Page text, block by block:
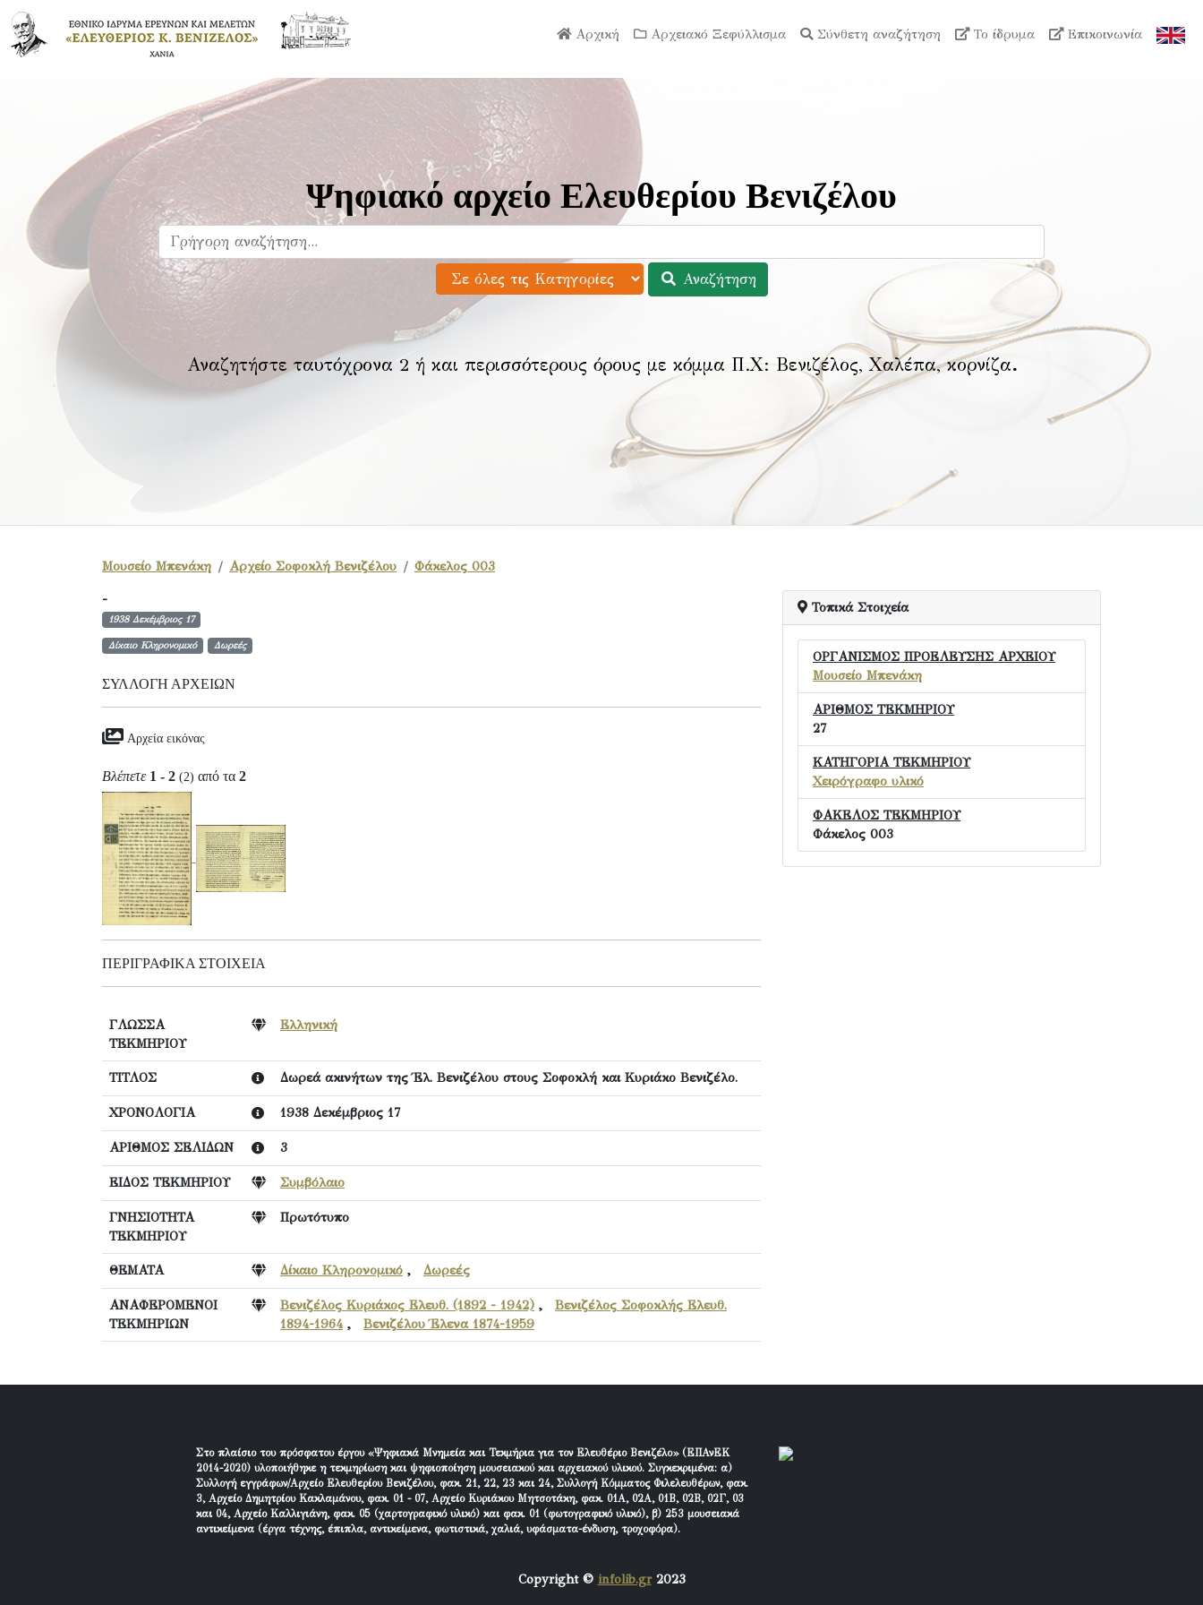
Αρχική Αρχειακό Ξεφύλλισμα Σύνθετη αναζήτηση Το ίδρυμα Επικοινωνία
Ψηφιακό αρχείο Ελευθερίου Βενιζέλου
Αναζήτηση
Αναζητήστε ταυτόχρονα 2 ή και περισσότερους όρους με κόμμα Π.Χ: Βενιζέλος, Χαλέπα, κορνίζα.
Μουσείο Μπενάκη Αρχείο Σοφοκλή Βενιζέλου Φάκελος 003
-
1938 Δεκέμβριος 17
Δίκαιο Κληρονομικό Δωρεές
ΣΥΛΛΟΓΉ ΑΡΧΕΊΩΝ
Αρχεία εικόνας
Βλέπετε 1 - 2 (2) από τα 2
ΠΕΡΙΓΡΑΦΙΚΆ ΣΤΟΙΧΕΊΑ
ΓΛΩΣΣΑ
ΤΕΚΜΗΡΙΟΥ
Ελληνική
ΤΙΤΛΟΣ Δωρεά ακινήτων της Έλ. Βενιζέλου στους Σοφοκλή και Κυριάκο Βενιζέλο.
ΧΡΟΝΟΛΟΓΙΑ 1938 Δεκέμβριος 17
ΑΡΙΘΜΟΣ ΣΕΛΙΔΩΝ 3
ΕΙΔΟΣ ΤΕΚΜΗΡΙΟΥ Συμβόλαιο
ΓΝΗΣΙΟΤΗΤΑ
ΤΕΚΜΗΡΙΟΥ
Πρωτότυπο
ΘΕΜΑΤΑ Δίκαιο Κληρονομικό , Δωρεές
ΑΝΑΦΕΡΟΜΕΝΟΙ
ΤΕΚΜΗΡΙΩΝ
Βενιζέλος Κυριάκος Ελευθ. (1892 - 1942) , Βενιζέλος Σοφοκλής Ελευθ.
1894-1964 , Βενιζέλου Έλενα 1874-1959
Τοπικά Στοιχεία
ΟΡΓΑΝΙΣΜΟΣ ΠΡΟΕΛΕΥΣΗΣ ΑΡΧΕΙΟΥ
Μουσείο Μπενάκη
ΑΡΙΘΜΟΣ ΤΕΚΜΗΡΙΟΥ
27
ΚΑΤΗΓΟΡΙΑ ΤΕΚΜΗΡΙΟΥ
Χειρόγραφο υλικό
ΦΑΚΕΛΟΣ ΤΕΚΜΗΡΙΟΥ
Φάκελος 003
Στο πλαίσιο του πρόσφατου έργου «Ψηφιακά Μνημεία και Τεκμήρια για τον Ελευθέριο Βενιζέλο» (ΕΠΑνΕΚ
2014-2020) υλοποιήθηκε η τεκμηρίωση και ψηφιοποίηση μουσειακού και αρχειακού υλικού. Συγκεκριμένα: α)
Συλλογή εγγράφων/Αρχείο Ελευθερίου Βενιζέλου, φακ. 21, 22, 23 και 24, Συλλογή Κόμματος Φιλελευθέρων, φακ.
3, Αρχείο Δημητρίου Κακλαμάνου, φακ. 01 - 07, Αρχείο Κυριάκου Μητσοτάκη, φακ. 01Α, 02Α, 01Β, 02Β, 02Γ, 03
και 04, Αρχείο Καλλιγιάνη, φακ. 05 (χαρτογραφικό υλικό) και φακ. 01 (φωτογραφικό υλικό), β) 253 μουσειακά
αντικείμενα (έργα τέχνης, έπιπλα, αντικείμενα, φωτιστικά, χαλιά, υφάσματα-ένδυση, τροχοφόρα).
Copyright © infolib.gr2023